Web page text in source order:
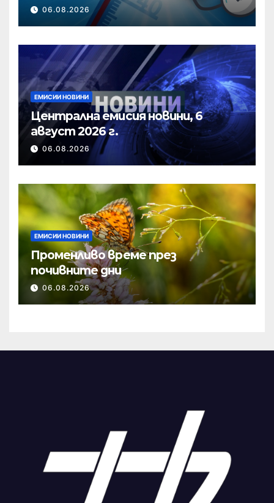
06.08.2026
ЕМИСИИ НОВИНИ
Централна емисия новини, 6
август 2026 г.
06.08.2026
ЕМИСИИ НОВИНИ
Променливо време през
почивните дни
06.08.2026